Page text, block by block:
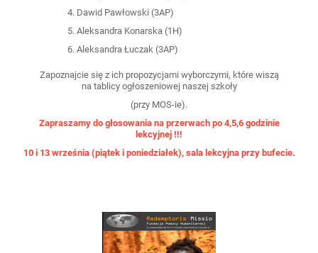
Dawid Pawłowski (3AP)
Aleksandra Konarska (1H)
Aleksandra Łuczak (3AP)
Zapoznajcie się z ich propozycjami wyborczymi, które wiszą
na tablicy ogłoszeniowej naszej szkoły
(przy MOS-ie).
Zapraszamy do głosowania na przerwach po 4,5,6 godzinie
lekcyjnej !!!
10 i 13 września (piątek i poniedziałek), sala lekcyjna przy bufecie.